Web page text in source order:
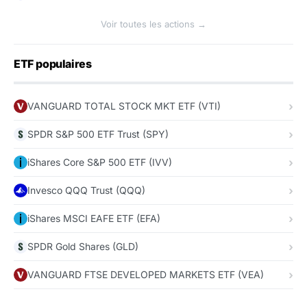
Voir toutes les actions →
ETF populaires
VANGUARD TOTAL STOCK MKT ETF (VTI)
SPDR S&P 500 ETF Trust (SPY)
iShares Core S&P 500 ETF (IVV)
Invesco QQQ Trust (QQQ)
iShares MSCI EAFE ETF (EFA)
SPDR Gold Shares (GLD)
VANGUARD FTSE DEVELOPED MARKETS ETF (VEA)